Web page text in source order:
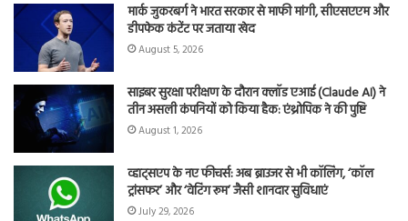
मार्क जुकरबर्ग ने भारत सरकार से माफी मांगी, सीएसएएम और
डीपफेक कंटेंट पर जताया खेद
August 5, 2026
साइबर सुरक्षा परीक्षण के दौरान क्लॉड एआई (Claude AI) ने
तीन असली कंपनियों को किया हैक: एंथ्रोपिक ने की पुष्टि
August 1, 2026
व्हाट्सएप के नए फीचर्स: अब ब्राउजर से भी कॉलिंग, ‘कॉल
ट्रांसफर’ और ‘वेटिंग रूम’ जैसी शानदार सुविधाएं
July 29, 2026